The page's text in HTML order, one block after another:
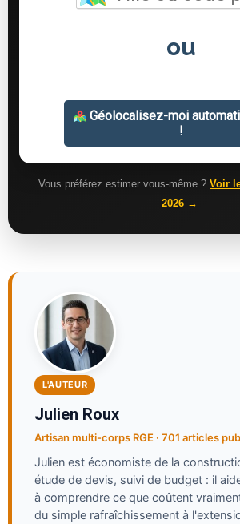
Vous préférez estimer vous-même ? Voir
2026 →
L'AUTEUR
Julien Roux
Artisan multi-corps RGE · 701 articles
Julien est économiste de la
étude de devis, suivi de budget : il
à comprendre ce que coûtent
du simple rafraîchissement à